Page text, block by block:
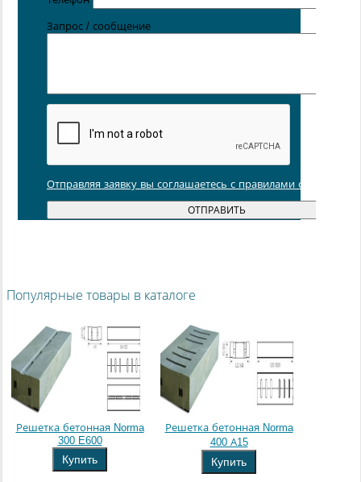
Запрос / сообщение
Отправляя заявку вы соглашаетесь с правилами обработки
Популярные товары в каталоге
Решетка бетонная Norma
300 E600
Купить
Решетка бетонная Norma
400 А15
Купить